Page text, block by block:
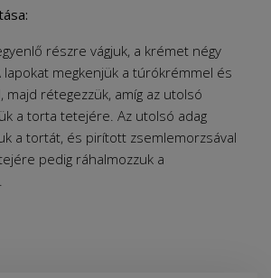
részre vágjuk, a krémet négy
megkenjük a túrókrémmel és
majd rétegezzük, amíg az utolsó
a torta tetejére. Az utolsó adag
a tortát, és pirított zsemlemorzsával
pedig ráhalmozzuk a